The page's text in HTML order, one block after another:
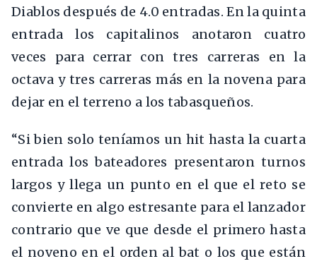
Diablos después de 4.0 entradas. En la quinta
entrada los capitalinos anotaron cuatro
veces para cerrar con tres carreras en la
octava y tres carreras más en la novena para
dejar en el terreno a los tabasqueños.
“Si bien solo teníamos un hit hasta la cuarta
entrada los bateadores presentaron turnos
largos y llega un punto en el que el reto se
convierte en algo estresante para el lanzador
contrario que ve que desde el primero hasta
el noveno en el orden al bat o los que están